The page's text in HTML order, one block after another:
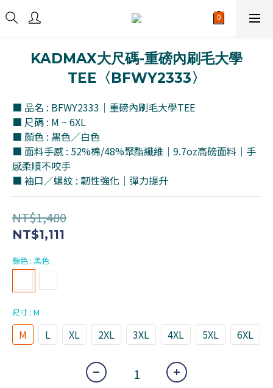
KADMAX大尺碼-重磅內刷毛大學
TEE〈BFWY2333〉
■ 品名 : BFWY2333｜重磅內刷毛大學TEE
■ 尺碼 : M ~ 6XL
■ 顏色 : 黑色／白色
■ 面料手感 : 52%棉/48%聚酯纖維｜9.7oz高磅面料｜手
感柔順不咬手
■ 袖口／螺紋 : 韌性強化｜彈力提升
NT$1,480
NT$1,111
顏色 : 黑色
尺寸 : M
M L XL 2XL 3XL 4XL 5XL 6XL